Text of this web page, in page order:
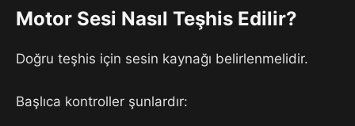
Motor Sesi Nasıl Teşhis Edilir?
Doğru teşhis için sesin kaynağı belirlenmelidir.
Başlıca kontroller şunlardır: